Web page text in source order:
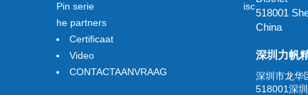
Pin serie
isc
he partners
Certificaat
Video
CONTACTAANVRAAG
518001
China
深圳力帆
深圳市龙华
518001深圳